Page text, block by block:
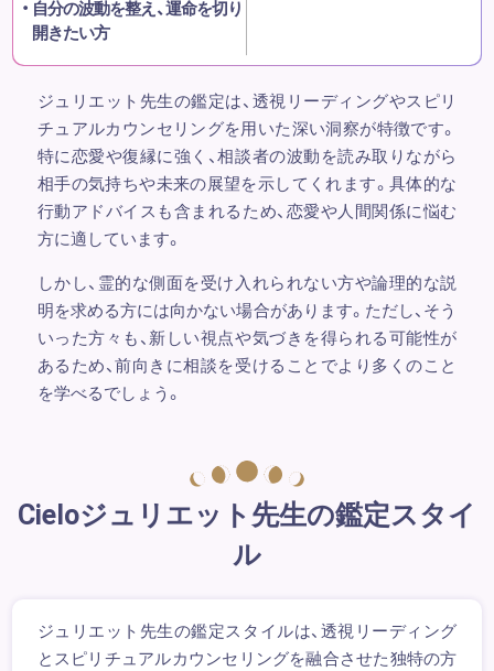
自分の波動を整え、運命を切り
開きたい方
ジュリエット先生の鑑定は、透視リーディングやスピリ
チュアルカウンセリングを用いた深い洞察が特徴です。
特に恋愛や復縁に強く、相談者の波動を読み取りながら
相手の気持ちや未来の展望を示してくれます。具体的な
行動アドバイスも含まれるため、恋愛や人間関係に悩む
方に適しています。
しかし、霊的な側面を受け入れられない方や論理的な説
明を求める方には向かない場合があります。ただし、そう
いった方々も、新しい視点や気づきを得られる可能性が
あるため、前向きに相談を受けることでより多くのこと
を学べるでしょう。
Cieloジュリエット先生の鑑定スタイ
ル
ジュリエット先生の鑑定スタイルは、透視リーディング
とスピリチュアルカウンセリングを融合させた独特の方